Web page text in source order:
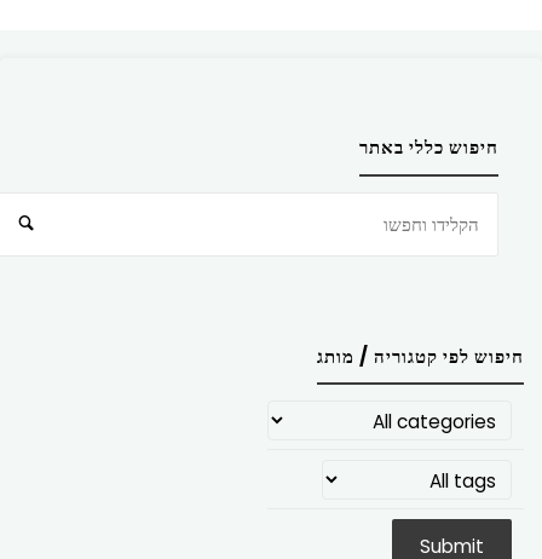
חיפוש כללי באתר
חיפוש לפי קטגוריה / מותג